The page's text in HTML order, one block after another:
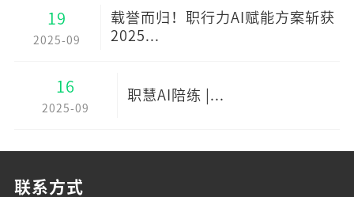
19
2025-09
载誉而归！职行力AI赋能方案斩获
2025...
16
2025-09
职慧AI陪练 |...
联系方式